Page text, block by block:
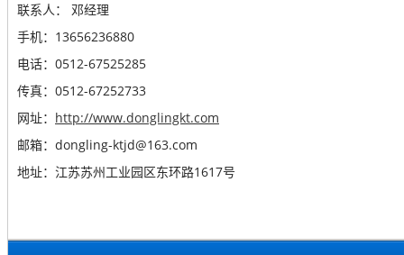
联系人： 邓经理
手机：13656236880
电话：0512-67525285
传真：0512-67252733
网址： http://www.donglingkt.com
邮箱：dongling-ktjd@163.com
地址：江苏苏州工业园区东环路1617号